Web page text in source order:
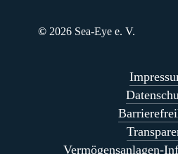
© 2026 Sea-Eye e. V.
Vermögensanlagen-